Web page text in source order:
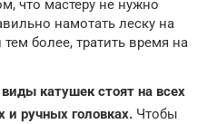
что мастеру не нужно
намотать леску на
более, тратить время на
катушек стоят на всех
и ручных головках. Чтобы